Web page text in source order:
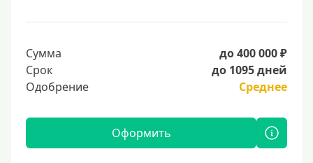
Сумма
до 400 000 ₽
Срок
до 1095 дней
Одобрение
Среднее
Оформить